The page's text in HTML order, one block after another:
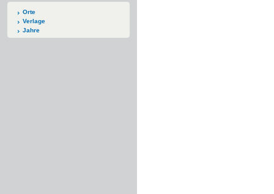
Orte
Verlage
Jahre